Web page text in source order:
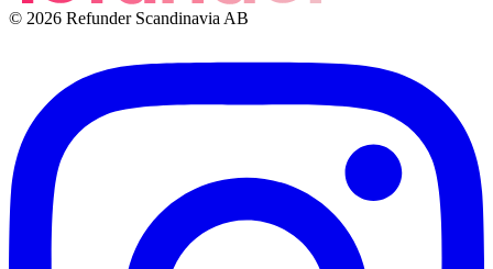
© 2026 Refunder Scandinavia AB